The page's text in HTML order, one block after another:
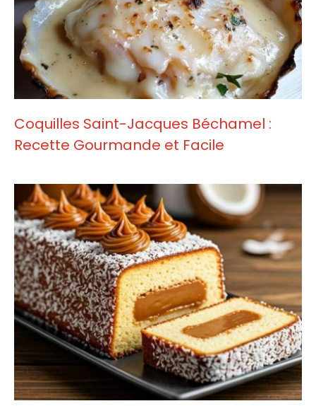
Coquilles Saint-Jacques Béchamel :
Recette Gourmande et Facile